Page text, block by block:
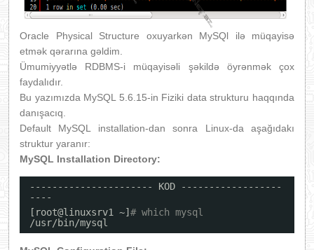
Oracle Physical Structure oxuyarkən MySQl ilə müqayisə
etmək qərarına gəldim.
Ümumiyyətlə RDBMS-i müqayisəli şəkildə öyrənmək çox
faydalıdır.
Bu yazımızda MySQL 5.6.15-in Fiziki data strukturu haqqında
danışacıq.
Default MySQL installation-dan sonra Linux-da aşağıdakı
struktur yaranır:
MySQL Installation Directory:
---------------------- KOD ------------------
----
[root@linuxsrv1 ~] # which mysql
/usr/bin/mysql